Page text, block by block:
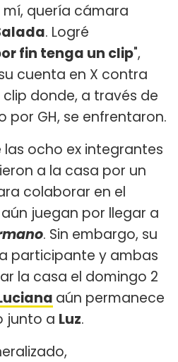
quería cámara
. Logré
fin tenga un clip",
cuenta en X contra
donde, a través de
por GH, se enfrentaron.
las ocho ex integrantes
a la casa por un
colaborar en el
juegan por llegar a
. Sin embargo, su
participante y ambas
la casa el domingo 2
aún permanece
junto a Luz.